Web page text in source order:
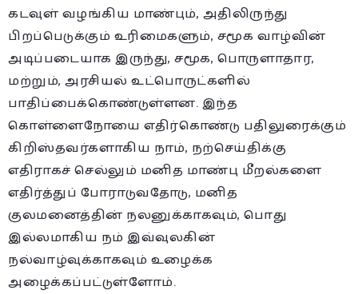
கடவுள் வழங்கிய மாண்பும், அதிலிருந்து
பிறப்பெடுக்கும் உரிமைகளும், சமூக வாழ்வின்
அடிப்படையாக இருந்து, சமூக, பொருளாதார,
மற்றும், அரசியல் உட்பொருட்களில்
பாதிப்பைக்கொண்டுள்ளன. இந்த
கொள்ளைநோயை எதிர்கொண்டு பதிலுரைக்கும்
கிறிஸ்தவர்களாகிய நாம், நற்செய்திக்கு
எதிராகச் செல்லும் மனித மாண்பு மீறல்களை
எதிர்த்துப் போராடுவதோடு, மனித
குலமனைத்தின் நலனுக்காகவும், பொது
இல்லமாகிய நம் இவ்வுலகின்
நல்வாழ்வுக்காகவும் உழைக்க
அழைக்கப்பட்டுள்ளோம்.